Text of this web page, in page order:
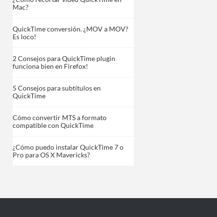
Mac?
QuickTime conversión. ¿MOV a MOV?
Es loco!
2 Consejos para QuickTime plugin
funciona bien en Firefox!
5 Consejos para subtítulos en
QuickTime
Cómo convertir MTS a formato
compatible con QuickTime
¿Cómo puedo instalar QuickTime 7 o
Pro para OS X Mavericks?